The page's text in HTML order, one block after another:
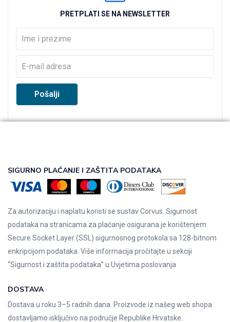
PRETPLATI SE NA NEWSLETTER
SIGURNO PLAĆANJE I ZAŠTITA PODATAKA
Za autorizaciju i naplatu koristi se sustav Corvus. Sigurnost
podataka na stranicama za plaćanje osigurana je korištenjem
Secure Socket Layer (SSL) sigurnosnog protokola sa 128-bitnom
enkripcijom podataka. Više informacija pročitajte u sekciji
“Sigurnost i zaštita podataka” u Uvjetima poslovanja
DOSTAVA
Dostava u roku 3–5 radnih dana. Proizvode iz našeg web shopa
dostavljamo isključivo na područje Republike Hrvatske.